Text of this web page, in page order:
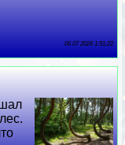
06 07 2026 1:51:22